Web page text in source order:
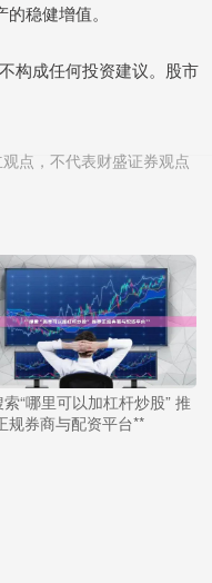
稳健增值。
构成任何投资建议。股市
点，不代表财盛证券观点
索“哪里可以加杠杆炒股” 推
规券商与配资平台**